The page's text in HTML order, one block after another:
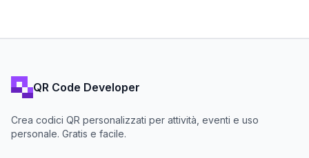
QR Code Developer
Crea codici QR personalizzati per attività, eventi e uso
personale. Gratis e facile.